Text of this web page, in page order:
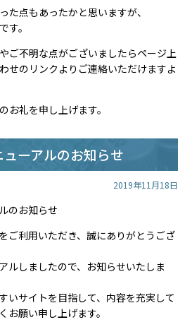
た点もあったかと思いますが、
す。
ご不明な点がございましたらページ上
せのリンクよりご連絡いただけますよ
お礼を申し上げます。
ーアルのお知らせ
2019年11月18日
のお知らせ
ご利用いただき、誠にありがとうござ
ルしましたので、お知らせいたしま
いサイトを目指して、内容を充実して
お願い申し上げます。